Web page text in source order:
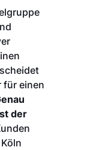
für einen
der